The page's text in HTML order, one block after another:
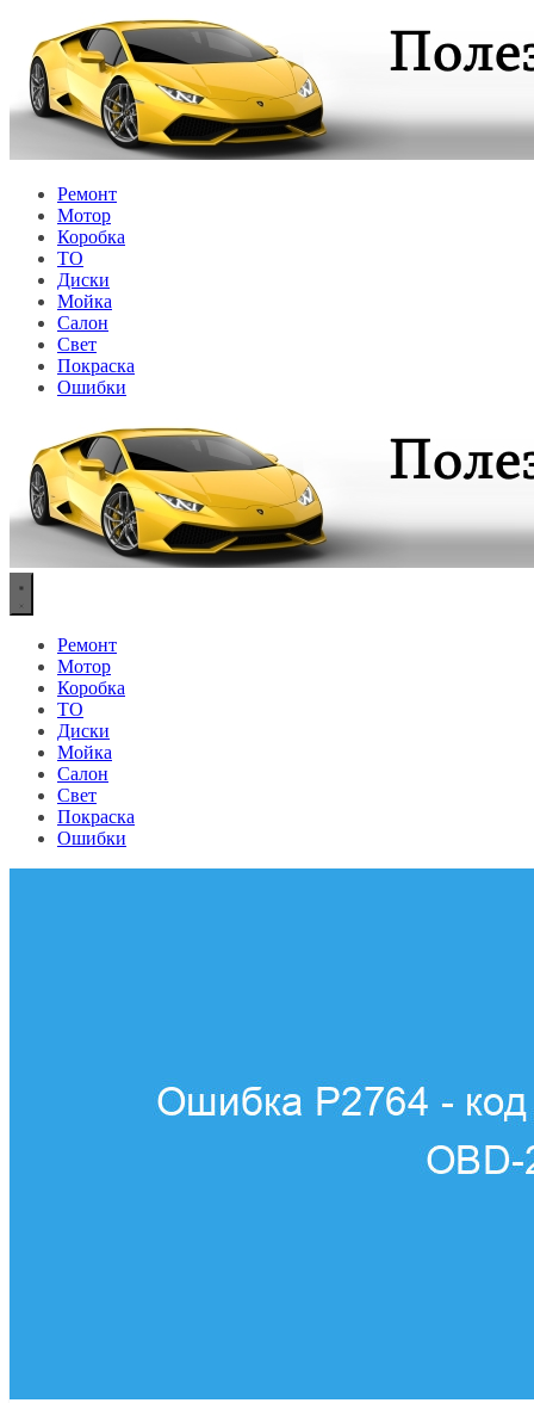
содержимому
Ремонт
Мотор
Коробка
ТО
Диски
Мойка
Салон
Свет
Покраска
Ошибки
Ремонт
Мотор
Коробка
ТО
Диски
Мойка
Салон
Свет
Покраска
Ошибки